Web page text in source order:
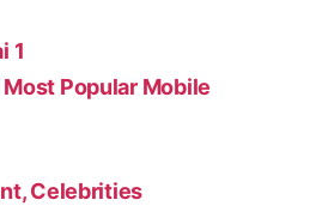
1
Popular Mobile
Celebrities